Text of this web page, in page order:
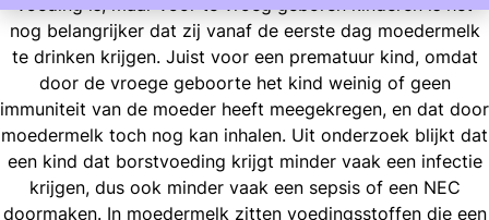
nog belangrijker dat zij vanaf de eerste dag moedermelk
te drinken krijgen. Juist voor een prematuur kind, omdat
door de vroege geboorte het kind weinig of geen
immuniteit van de moeder heeft meegekregen, en dat door
moedermelk toch nog kan inhalen. Uit onderzoek blijkt dat
een kind dat borstvoeding krijgt minder vaak een infectie
krijgen, dus ook minder vaak een sepsis of een NEC
doormaken. In moedermelk zitten voedingsstoffen die een